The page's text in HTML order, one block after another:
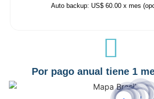
Auto backup: US$ 60.00 x mes
Por pago anual tiene 1